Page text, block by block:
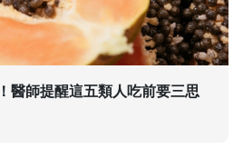
醫師提醒這五類人吃前要三思